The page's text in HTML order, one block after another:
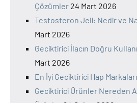
Çözümler 24 Mart 2026
Testosteron Jeli: Nedir ve
Mart 2026
Geciktirici İlacın Doğru
Mart 2026
En İyi Geciktirici Hap Markaları
Geciktirici Ürünler Nereden